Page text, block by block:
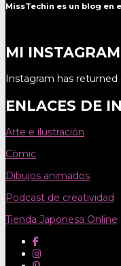
MissTechin es un blog en
MI INSTAGRAM
Instagram has
ENLACES DE
Arte e ilustración
Cómic
Dibujos animados
Podcast de creatividad
Tienda Japonesa Online